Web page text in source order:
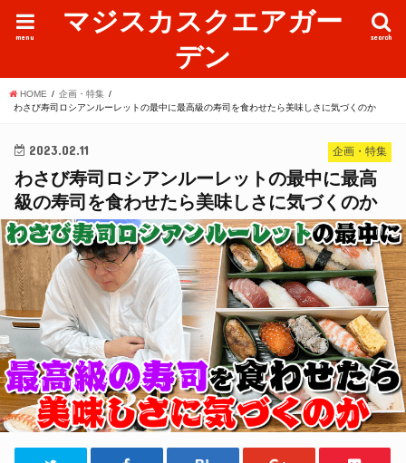
マジスカスクエアガー
デン
search
menu
HOME
企画・特集
わさび寿司ロシアンルーレットの最中に最高級の寿司を食わせたら美味しさに気づくのか
企画・特集
2023.02.11
わさび寿司ロシアンルーレットの最中に最高
級の寿司を食わせたら美味しさに気づくのか